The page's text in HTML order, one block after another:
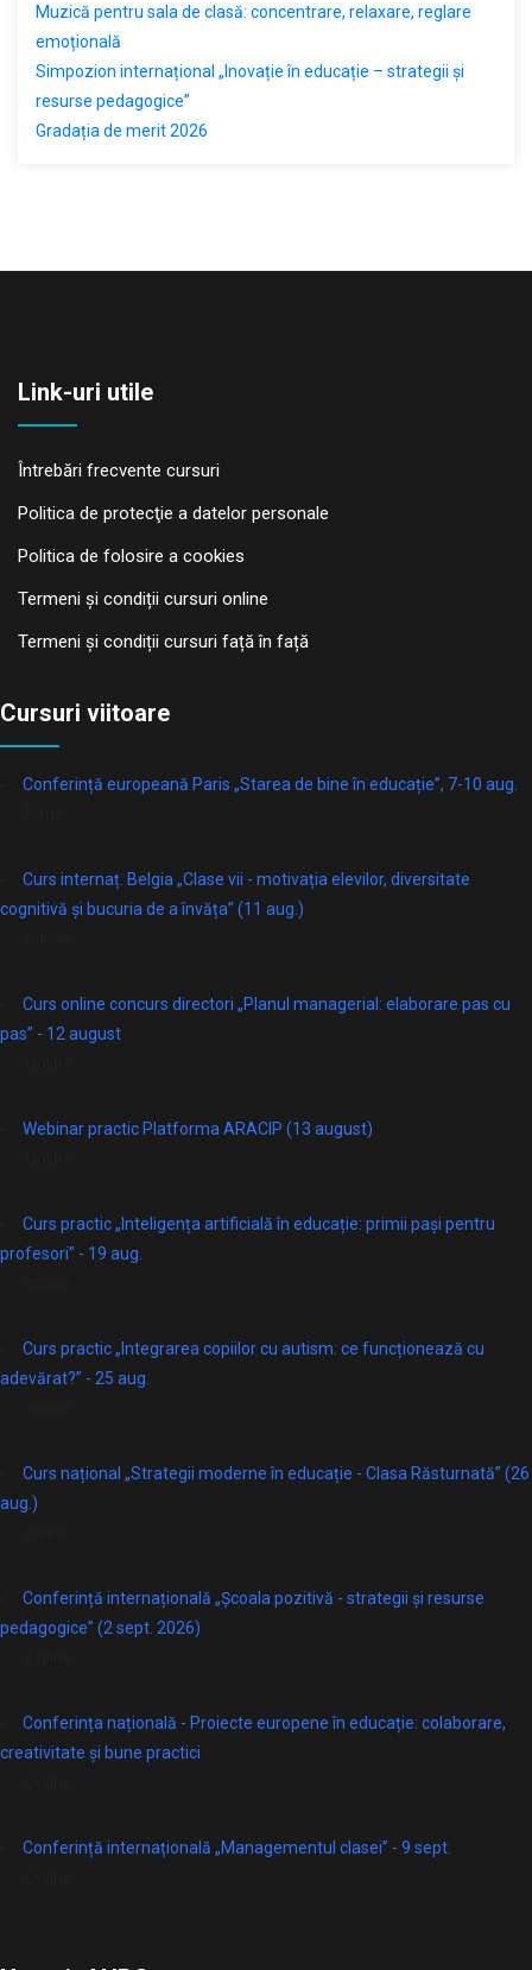
Muzică pentru sala de clasă: concentrare, relaxare, reglare
emoțională
Simpozion internațional „Inovație în educație – strategii și
resurse pedagogice”
Gradația de merit 2026
Link-uri utile
Întrebări frecvente cursuri
Politica de protecţie a datelor personale
Politica de folosire a cookies
Termeni și condiții cursuri online
Termeni și condiții cursuri față în față
Cursuri viitoare
Conferință europeană Paris „Starea de bine în educație”, 7-10 aug.
Curs internaț. Belgia „Clase vii - motivația elevilor, diversitate
cognitivă și bucuria de a învăța” (11 aug.)
Curs online concurs directori „Planul managerial: elaborare pas cu
pas” - 12 august
Webinar practic Platforma ARACIP (13 august)
Curs practic „Inteligența artificială în educație: primii pași pentru
profesori” - 19 aug.
Curs practic „Integrarea copiilor cu autism: ce funcționează cu
adevărat?” - 25 aug.
Curs național „Strategii moderne în educație - Clasa Răsturnată” (26
aug.)
Conferință internațională „Școala pozitivă - strategii și resurse
pedagogice” (2 sept. 2026)
Conferința națională - Proiecte europene în educație: colaborare,
creativitate și bune practici
Conferință internațională „Managementul clasei” - 9 sept.